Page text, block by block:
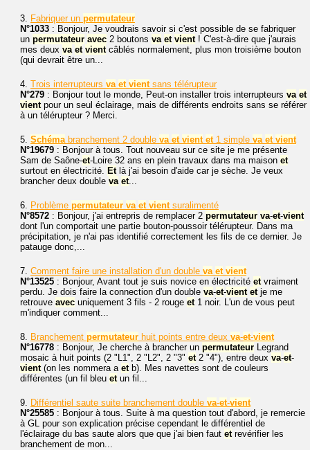
3. Fabriquer un permutateur
N°1033 : Bonjour, Je voudrais savoir si c'est possible de se fabriquer
un permutateur avec 2 boutons va et vient ! C'est-à-dire que j'aurais
mes deux va et vient câblés normalement, plus mon troisième bouton
(qui devrait être un...
4. Trois interrupteurs va et vient sans télérupteur
N°279 : Bonjour tout le monde, Peut-on installer trois interrupteurs va et
vient pour un seul éclairage, mais de différents endroits sans se référer
à un télérupteur ? Merci.
5. Schéma branchement 2 double va et vient et 1 simple va et vient
N°19679 : Bonjour à tous. Tout nouveau sur ce site je me présente
Sam de Saône-et-Loire 32 ans en plein travaux dans ma maison et
surtout en électricité. Et là j'ai besoin d'aide car je sèche. Je veux
brancher deux double va et
6. Problème permutateur va et vient suralimenté
N°8572 : Bonjour, j'ai entrepris de remplacer 2 permutateur va-et-vient
dont l'un comportait une partie bouton-poussoir télérupteur. Dans ma
précipitation, je n'ai pas identifié correctement les fils de ce dernier. Je
patauge donc,...
7. Comment faire une installation d'un double va et vient
N°13525 : Bonjour, Avant tout je suis novice en électricité et vraiment
perdu. Je dois faire la connection d'un double va-et-vient et je me
retrouve avec uniquement 3 fils - 2 rouge et 1 noir. L'un de vous peut
m'indiquer comment...
8. Branchement permutateur huit points entre deux va-et-vient
N°16778 : Bonjour, Je cherche à brancher un permutateur Legrand
mosaic à huit points (2 "L1", 2 "L2", 2 "3" et 2 "4"), entre deux va-et-
vient (on les nommera a et b). Mes navettes sont de couleurs
différentes (un fil bleu et un fil...
9. Différentiel saute suite branchement double va-et-vient
N°25585 : Bonjour à tous. Suite à ma question tout d'abord, je remercie
à GL pour son explication précise cependant le différentiel de
l'éclairage du bas saute alors que que j'ai bien faut et revérifier les
branchement de mon...